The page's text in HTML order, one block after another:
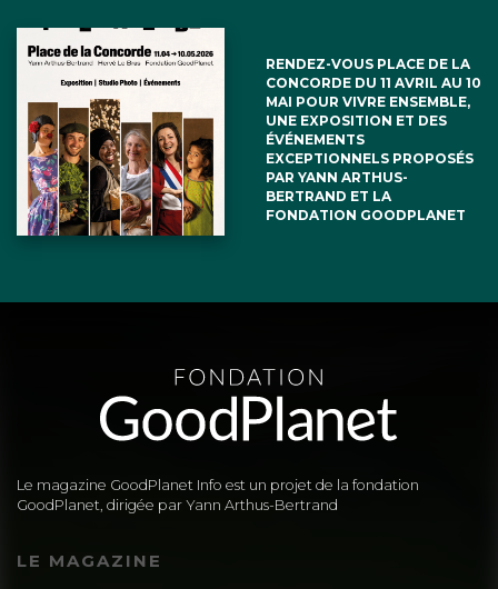
RENDEZ-VOUS PLACE DE LA
CONCORDE DU 11 AVRIL AU 10
MAI POUR VIVRE ENSEMBLE,
UNE EXPOSITION ET DES
ÉVÉNEMENTS
EXCEPTIONNELS PROPOSÉS
PAR YANN ARTHUS-
BERTRAND ET LA
FONDATION GOODPLANET
Le magazine GoodPlanet Info est un projet de la fondation
GoodPlanet, dirigée par Yann Arthus-Bertrand
LE MAGAZINE